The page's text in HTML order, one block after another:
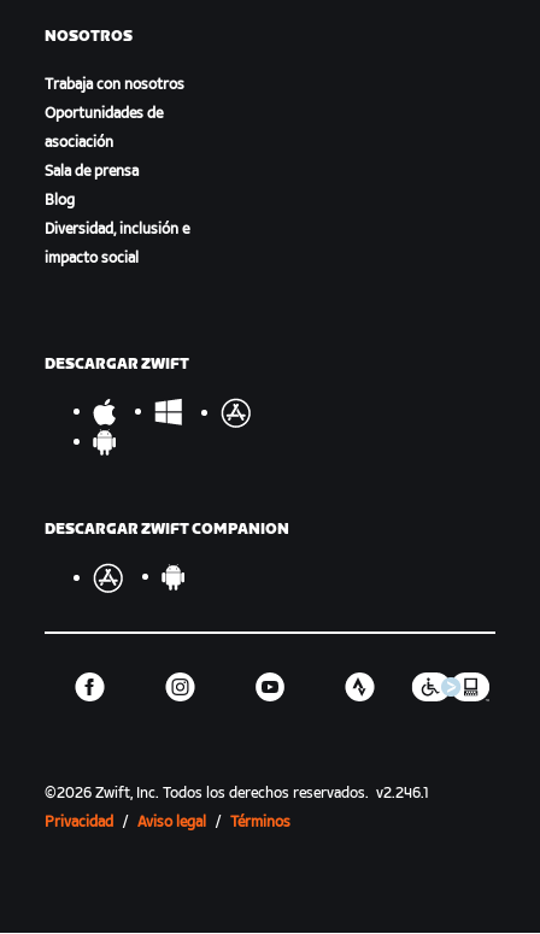
NOSOTROS
Trabaja con nosotros
Oportunidades de
asociación
Sala de prensa
Blog
Diversidad, inclusión e
impacto social
DESCARGAR ZWIFT
DESCARGAR ZWIFT COMPANION
©2026 Zwift, Inc.Todos los derechos reservados. v2.246.1
Privacidad / Aviso legal / Términos